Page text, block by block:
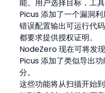
能。用户选择目标，工具
Picus 添加了一个漏洞
错误配置输出可运行代
都要求提供授权证明。
NodeZero 现在可将发
Picus 添加了类似导出
分。
这些功能将从扫描开始